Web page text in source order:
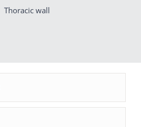
Thoracic wall